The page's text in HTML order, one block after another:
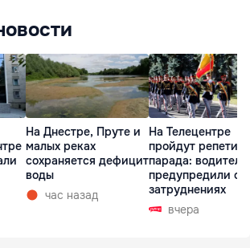
На Днестре, Пруте и
малых реках
сохраняется дефицит
воды
час назад
На Телецентре
пройдут
парада:
предупредили о
затруднениях
вчера